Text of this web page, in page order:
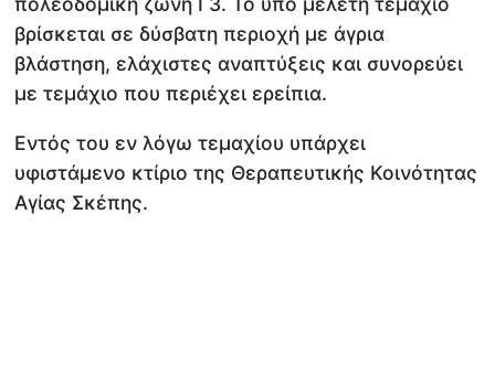
βρίσκεται σε δύσβατη περιοχή με άγρια
βλάστηση, ελάχιστες αναπτύξεις και συνορεύει
με τεμάχιο που περιέχει ερείπια.
Εντός του εν λόγω τεμαχίου υπάρχει
υφιστάμενο κτίριο της Θεραπευτικής Κοινότητας
Αγίας Σκέπης.